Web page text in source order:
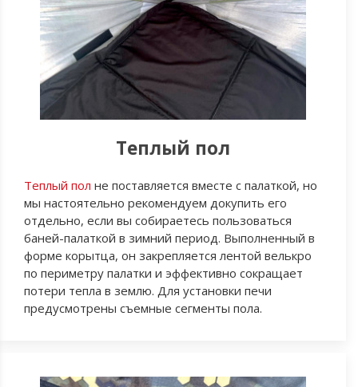
Теплый пол
Теплый пол не поставляется вместе с палаткой, но
мы настоятельно рекомендуем докупить его
отдельно, если вы собираетесь пользоваться
баней-палаткой в зимний период. Выполненный в
форме корытца, он закрепляется лентой велькро
по периметру палатки и эффективно сокращает
потери тепла в землю. Для установки печи
предусмотрены съемные сегменты пола.